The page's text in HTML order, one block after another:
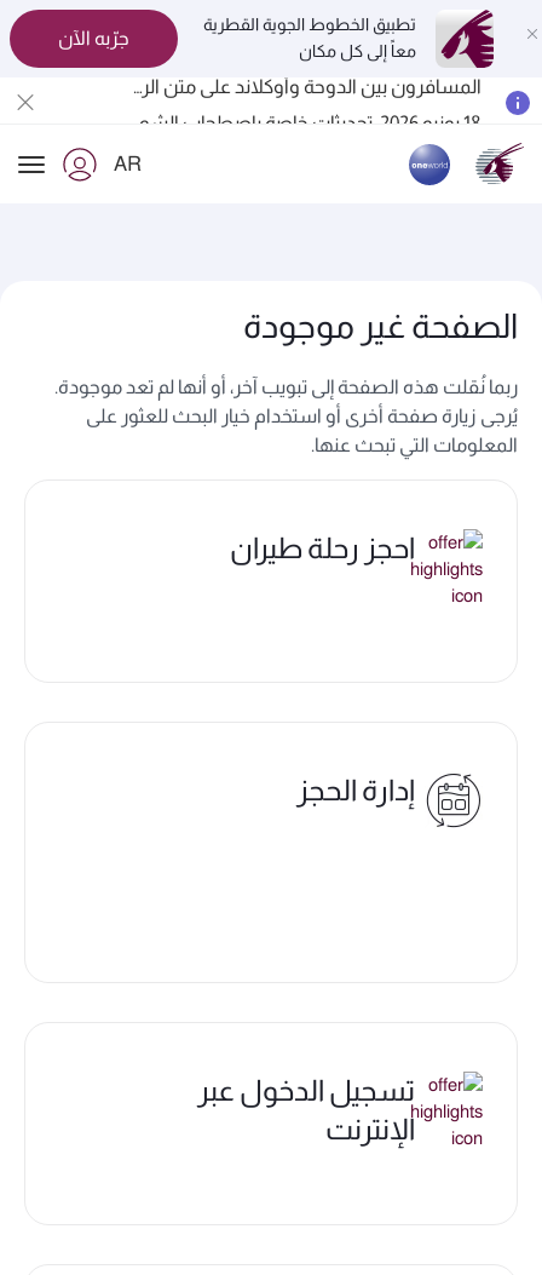
تطبيق الخطوط الجوية القطرية
معاً إلى كل مكان
جرّبه الآن
المسافرون بين الدوحة وأوكلاند على متن الرحلات الجوية رقم QR914 ورقم QR915
الخطوط الجوية القطرية تعزز شبكة وجهاتها العالمية لتشمل ما يزيد عن 160 وجهة
AR
الصفحة غير موجودة
ربما نُقلت هذه الصفحة إلى تبويب آخر، أو أنها لم تعد موجودة.
يُرجى زيارة صفحة أخرى أو استخدام خيار البحث للعثور على
المعلومات التي تبحث عنها.
احجز رحلة طيران
إدارة الحجز
تسجيل الدخول عبر
الإنترنت